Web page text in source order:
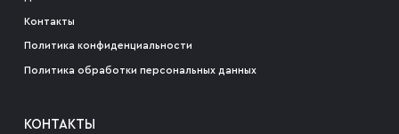
Дублёнки
Жилеты
Контакты
Политика конфиденциальности
Политика обработки персональных данных
КОНТАКТЫ